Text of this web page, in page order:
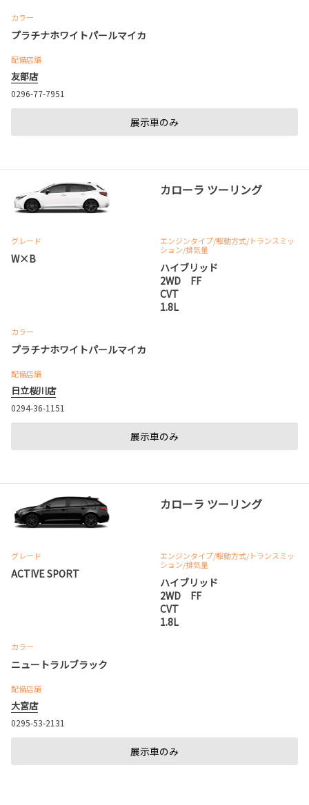
カラー
プラチナホワイトパールマイカ
配備店舗
友部店
0296-77-7951
展示車のみ
カローラ ツーリング
グレード
W×B
エンジンタイプ/駆動方式/トランスミッ
ション/排気量
ハイブリッド
2WD FF
CVT
1.8L
カラー
プラチナホワイトパールマイカ
配備店舗
日立桜川店
0294-36-1151
展示車のみ
カローラ ツーリング
グレード
ACTIVE SPORT
エンジンタイプ/駆動方式/トランスミッ
ション/排気量
ハイブリッド
2WD FF
CVT
1.8L
カラー
ニュートラルブラック
配備店舗
大宮店
0295-53-2131
展示車のみ